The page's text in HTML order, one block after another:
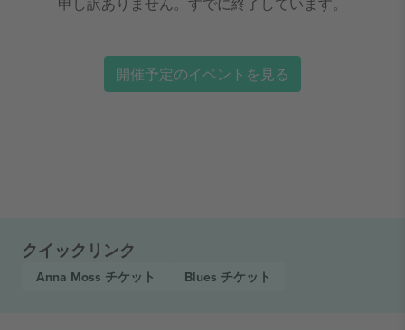
開催予定のイベントを見る
クイックリンク
Anna Moss チケット Blues チケット